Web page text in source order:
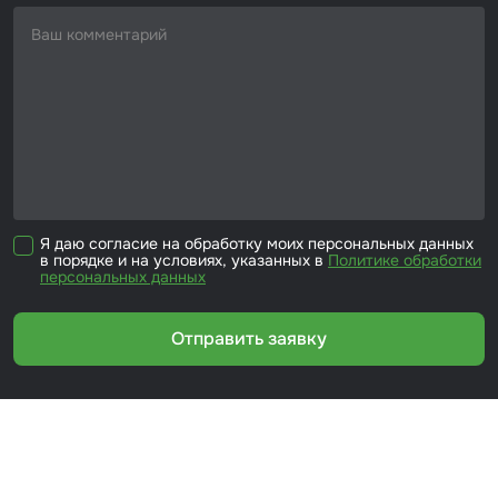
Я даю согласие на обработку моих персональных данных
в порядке и на условиях, указанных в Политике обработки
персональных данных
Отправить заявку